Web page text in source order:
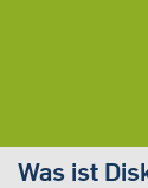
Was ist